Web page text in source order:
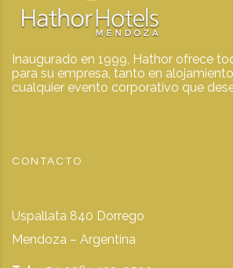
Inaugurado en 1999, Hathor ofrece
para su empresa, tanto en
cualquier evento corporativo que
CONTACTO
Uspallata 840 Dorrego
Mendoza – Argentina